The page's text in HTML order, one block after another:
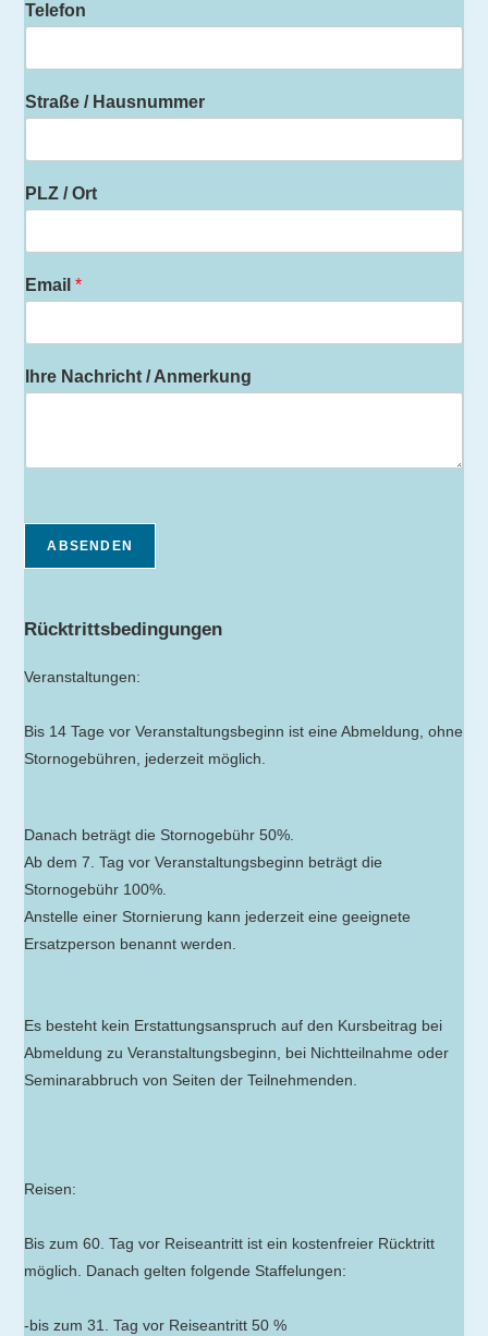
Telefon
Straße / Hausnummer
PLZ / Ort
Email*
Ihre Nachricht / Anmerkung
ABSENDEN
Rücktrittsbedingungen
Veranstaltungen:
Bis 14 Tage vor Veranstaltungsbeginn ist eine Abmeldung, ohne
Stornogebühren, jederzeit möglich.
Danach beträgt die Stornogebühr 50%.
Ab dem 7. Tag vor Veranstaltungsbeginn beträgt die
Stornogebühr 100%.
Anstelle einer Stornierung kann jederzeit eine geeignete
Ersatzperson benannt werden.
Es besteht kein Erstattungsanspruch auf den Kursbeitrag bei
Abmeldung zu Veranstaltungsbeginn, bei Nichtteilnahme oder
Seminarabbruch von Seiten der Teilnehmenden.
Reisen:
Bis zum 60. Tag vor Reiseantritt ist ein kostenfreier Rücktritt
möglich. Danach gelten folgende Staffelungen:
-bis zum 31. Tag vor Reiseantritt 50 %